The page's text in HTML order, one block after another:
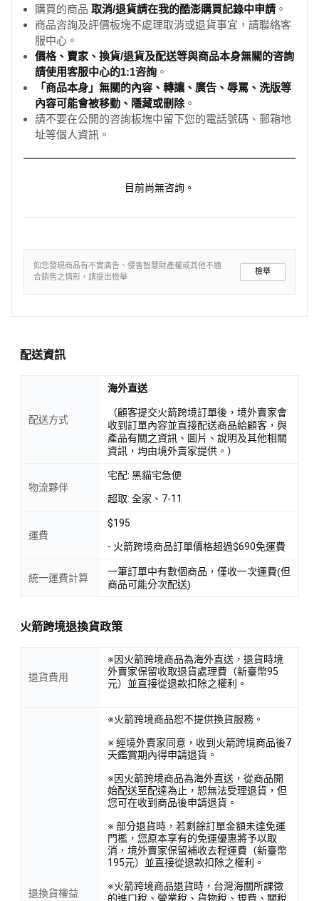
購買的商品 取消/退貨請在我的酷澎購買記錄中申請 。
商品咨詢及評價板塊不處理取消或退貨事宜，請聯絡客
服中心。
價格、賣家、換貨/退貨及配送等與商品本身無關的咨詢
請使用客服中心的1:1咨詢 。
「商品本身」無關的內容、轉讓、廣告、辱罵、洗版等
內容可能會被移動、隱藏或刪除。
請不要在公開的咨詢板塊中留下您的電話號碼、郵箱地
址等個人資訊。
目前尚無咨詢。
如您發現商品有不實廣告、侵害智慧財產權或其他不適
合銷售之情形，請提出檢舉
檢舉
配送資訊
配送方式
海外直送
（顧客提交火箭跨境訂單後，境外賣家會
收到訂單內容並直接配送商品給顧客，與
產品有關之資訊、圖片、說明及其他相關
資訊，均由境外賣家提供。）
物流夥伴
宅配: 黑貓宅急便
超取: 全家、7-11
運費
$195
- 火箭跨境商品訂單價格超過$690免運費
統一運費計算
一筆訂單中有數個商品，僅收一次運費(但
商品可能分次配送)
火箭跨境退換貨政策
退貨費用
※因火箭跨境商品為海外直送，退貨時境
外賣家保留收取退貨處理費（新臺幣95
元）並直接從退款扣除之權利。
退換貨權益
※火箭跨境商品恕不提供換貨服務。
※ 經境外賣家同意，收到火箭跨境商品後7
天鑑賞期內得申請退貨。
※因火箭跨境商品為海外直送，從商品開
始配送至配達為止，恕無法受理退貨，但
您可在收到商品後申請退貨。
※ 部分退貨時，若剩餘訂單金額未達免運
門檻，您原本享有的免運優惠將予以取
消，境外賣家保留補收去程運費（新臺幣
195元）並直接從退款扣除之權利。
※火箭跨境商品退貨時，台灣海關所課徵
的進口稅、營業稅、貨物稅、規費、關稅